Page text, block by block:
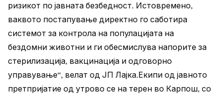
ризикот по јавната безбедност. Истовремено,
ваквото постапување директно го саботира
системот за контрола на популацијата на
бездомни животни и ги обесмислува напорите за
стерилизација, вакцинација и одговорно
управување“, велат од ЈП Лајка.Екипи од јавното
претпријатие од утрово се на терен во Карпош, со